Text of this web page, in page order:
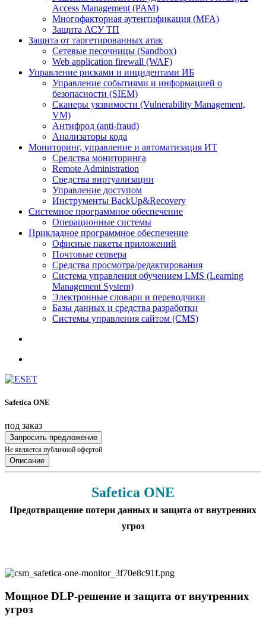
Access Management (PAM)
Многофакторная аутентификация (MFA)
Защита АСУ ТП
Защита от таргетированных атак
Сетевые песочницы (Sandbox)
Web application firewall (WAF)
Управление рисками и инцидентами ИБ
Управление событиями и информацией о
безопасности (SIEM)
Сканеры уязвимости (Vulnerability Management,
VM)
Антифрод (anti-fraud)
Анализаторы кода
Мониторинг, управление и автоматизация ИТ
Средства мониторинга
Remote Administration
Средства виртуализации
Управление доступом
Инструменты BackUp&Recovery
Системное программное обеспечение
Операционные системы
Прикладное программное обеспечение
Офисные пакеты приложений
Почтовые сервера
Средства просмотра/редактирования
Система управления обучением LMS (Learning
Management System)
Электронные словари и переводчики
Базы данных и средства разработки
Системы управления сайтом (CMS)
Safetica ONE
под заказ
Запросить предложение
Не является публичной офертой
Описание
Safetica ONE
Предотвращение потери данных и защита от внутренних
угроз
Мощное DLP-решение и защита от внутренних
угроз